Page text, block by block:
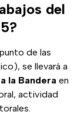
del
de las
se llevará a
la Bandera en
actividad